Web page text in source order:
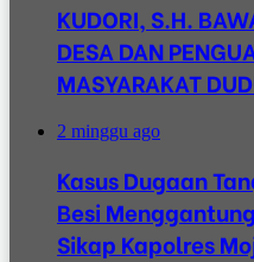
KUDORI, S.H.
DESA DAN
MASYARAKAT
2 minggu ago
Kasus Dugaan
Besi
Sikap Kapolres